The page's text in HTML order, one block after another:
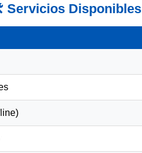
Servicios Disponibles